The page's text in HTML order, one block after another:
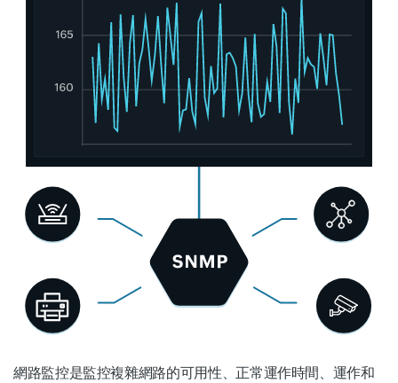
網路監控是監控複雜網路的可用性、正常運作時間、運作和